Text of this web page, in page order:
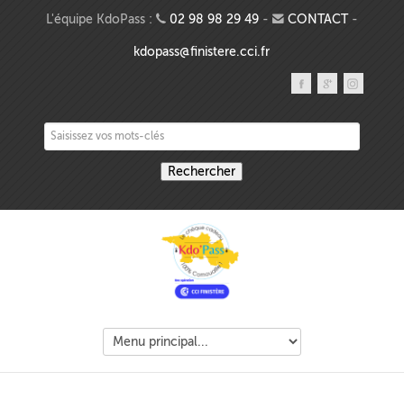
Aller au contenu principal
L'équipe KdoPass : 02 98 98 29 49- CONTACT-
kdopass@finistere.cci.fr
Saisissez vos mots-clés